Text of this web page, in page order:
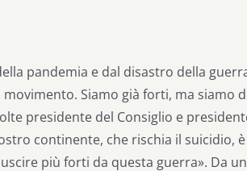
pandemia e dal disastro della
Siamo già forti, ma siamo
presidente del Consiglio e
continente, che rischia il suicidio,
più forti da questa guerra». Da